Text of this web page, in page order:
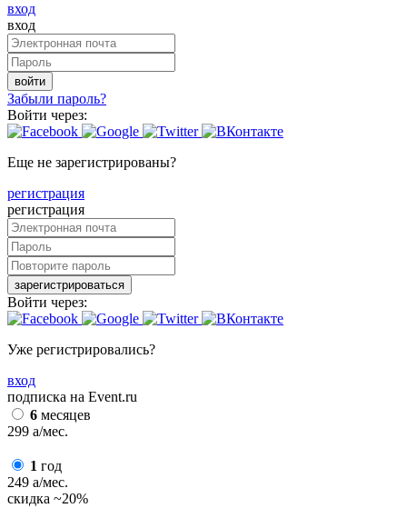
вход
вход
войти
Забыли пароль?
Войти через:
Еще не зарегистрированы?
регистрация
регистрация
зарегистрироваться
Войти через:
Уже регистрировались?
вход
подписка на Event.ru
6 месяцев
299 a/мес.
1 год
249 a/мес.
скидка ~20%